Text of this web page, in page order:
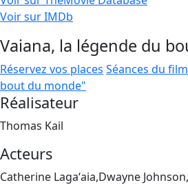
Voir sur IMDb
Vaiana, la légende du
Réservez vos places Séances du
bout du monde"
Réalisateur
Thomas Kail
Acteurs
Catherine Lagaʻaia,Dwayne